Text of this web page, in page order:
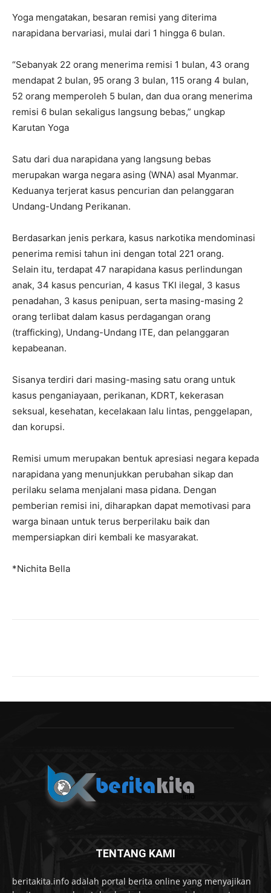
Yoga mengatakan, besaran remisi yang diterima
narapidana bervariasi, mulai dari 1 hingga 6 bulan.
“Sebanyak 22 orang menerima remisi 1 bulan, 43 orang
mendapat 2 bulan, 95 orang 3 bulan, 115 orang 4 bulan,
52 orang memperoleh 5 bulan, dan dua orang menerima
remisi 6 bulan sekaligus langsung bebas,” ungkap
Karutan Yoga
Satu dari dua narapidana yang langsung bebas
merupakan warga negara asing (WNA) asal Myanmar.
Keduanya terjerat kasus pencurian dan pelanggaran
Undang-Undang Perikanan.
Berdasarkan jenis perkara, kasus narkotika mendominasi
penerima remisi tahun ini dengan total 221 orang.
Selain itu, terdapat 47 narapidana kasus perlindungan
anak, 34 kasus pencurian, 4 kasus TKI ilegal, 3 kasus
penadahan, 3 kasus penipuan, serta masing-masing 2
orang terlibat dalam kasus perdagangan orang
(trafficking), Undang-Undang ITE, dan pelanggaran
kepabeanan.
Sisanya terdiri dari masing-masing satu orang untuk
kasus penganiayaan, perikanan, KDRT, kekerasan
seksual, kesehatan, kecelakaan lalu lintas, penggelapan,
dan korupsi.
Remisi umum merupakan bentuk apresiasi negara kepada
narapidana yang menunjukkan perubahan sikap dan
perilaku selama menjalani masa pidana. Dengan
pemberian remisi ini, diharapkan dapat memotivasi para
warga binaan untuk terus berperilaku baik dan
mempersiapkan diri kembali ke masyarakat.
*Nichita Bella
TENTANG KAMI
beritakita.info adalah portal berita online yang menyajikan